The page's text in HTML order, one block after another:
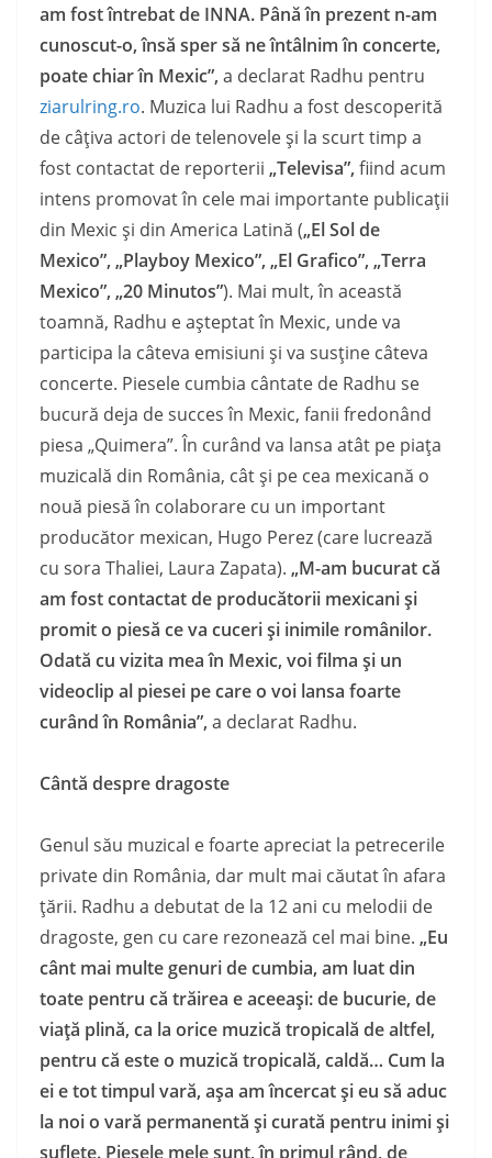
am fost întrebat de INNA. Până în prezent n-am
cunoscut-o, însă sper să ne întâlnim în concerte,
poate chiar în Mexic”, a declarat Radhu pentru
ziarulring.ro. Muzica lui Radhu a fost descoperită
de câţiva actori de telenovele şi la scurt timp a
fost contactat de reporterii „Televisa”, fiind acum
intens promovat în cele mai importante publicaţii
din Mexic şi din America Latină („El Sol de
Mexico”, „Playboy Mexico”, „El Grafico”, „Terra
Mexico”, „20 Minutos”). Mai mult, în această
toamnă, Radhu e aşteptat în Mexic, unde va
participa la câteva emisiuni şi va susţine câteva
concerte. Piesele cumbia cântate de Radhu se
bucură deja de succes în Mexic, fanii fredonând
piesa „Quimera”. În curând va lansa atât pe piaţa
muzicală din România, cât şi pe cea mexicană o
nouă piesă în colaborare cu un important
producător mexican, Hugo Perez (care lucrează
cu sora Thaliei, Laura Zapata). „M-am bucurat că
am fost contactat de producătorii mexicani şi
promit o piesă ce va cuceri şi inimile românilor.
Odată cu vizita mea în Mexic, voi filma şi un
videoclip al piesei pe care o voi lansa foarte
curând în România”, a declarat Radhu.
Cântă despre dragoste
Genul său muzical e foarte apreciat la petrecerile
private din România, dar mult mai căutat în afara
ţării. Radhu a debutat de la 12 ani cu melodii de
dragoste, gen cu care rezonează cel mai bine. „Eu
cânt mai multe genuri de cumbia, am luat din
toate pentru că trăirea e aceeaşi: de bucurie, de
viaţă plină, ca la orice muzică tropicală de altfel,
pentru că este o muzică tropicală, caldă… Cum la
ei e tot timpul vară, aşa am încercat şi eu să aduc
la noi o vară permanentă şi curată pentru inimi şi
suflete. Piesele mele sunt, în primul rând, de